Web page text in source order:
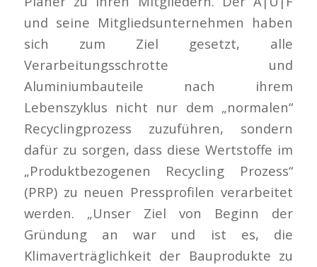
und seine Mitgliedsunternehmen haben
sich zum Ziel gesetzt, alle
Verarbeitungsschrotte und
Aluminiumbauteile nach ihrem
Lebenszyklus nicht nur dem „normalen“
Recyclingprozess zuzuführen, sondern
dafür zu sorgen, dass diese Wertstoffe im
„Produktbezogenen Recycling Prozess“
(PRP) zu neuen Pressprofilen verarbeitet
werden. „Unser Ziel von Beginn der
Gründung an war und ist es, die
Klimaverträglichkeit der Bauprodukte zu